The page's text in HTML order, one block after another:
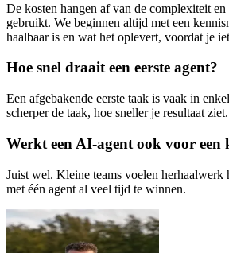
De kosten hangen af van de complexiteit en
gebruikt. We beginnen altijd met een
haalbaar is en wat het oplevert, voordat je
Hoe snel draait een eerste agent?
Een afgebakende eerste taak is vaak in
scherper de taak, hoe sneller je resultaat ziet.
Werkt een AI-agent ook voor een
Juist wel. Kleine teams voelen herhaalwerk
met één agent al veel tijd te winnen.